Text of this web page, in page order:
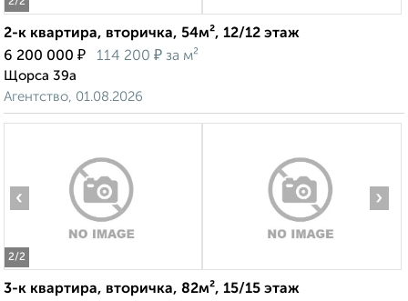
2-к квартира, вторичка, 54м², 12/12 этаж
6 200 000 ₽ 114 200 ₽ за м²
Щорса 39а
Агентство, 01.08.2026
2/2
‹ ›
3-к квартира, вторичка, 82м², 15/15 этаж